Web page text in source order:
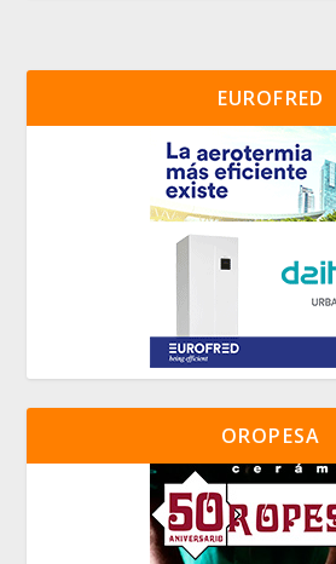
EUROFRED
OROPESA